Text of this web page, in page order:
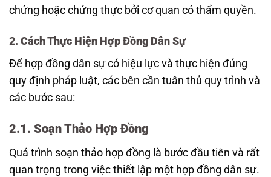
chứng hoặc chứng thực bởi cơ quan có thẩm quyền.
2. Cách Thực Hiện Hợp Đồng Dân Sự
Để hợp đồng dân sự có hiệu lực và thực hiện đúng
quy định pháp luật, các bên cần tuân thủ quy trình và
các bước sau:
2.1. Soạn Thảo Hợp Đồng
Quá trình soạn thảo hợp đồng là bước đầu tiên và rất
quan trọng trong việc thiết lập một hợp đồng dân sự.